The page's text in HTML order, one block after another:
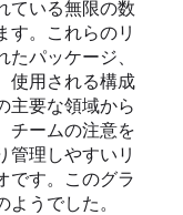
ている無限の数
す。これらのリ
パッケージ、
使用される構成
主要な領域から
チームの注意を
管理しやすいリ
です。このグラ
うでした。